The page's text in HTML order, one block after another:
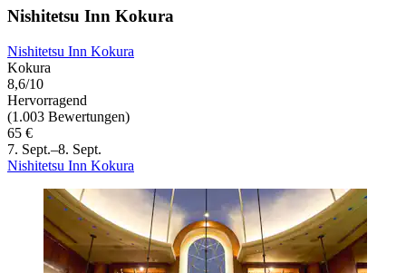
Nishitetsu Inn Kokura
Nishitetsu Inn Kokura
Kokura
8,6/10
Hervorragend
(1.003 Bewertungen)
65 €
7. Sept.–8. Sept.
Nishitetsu Inn Kokura